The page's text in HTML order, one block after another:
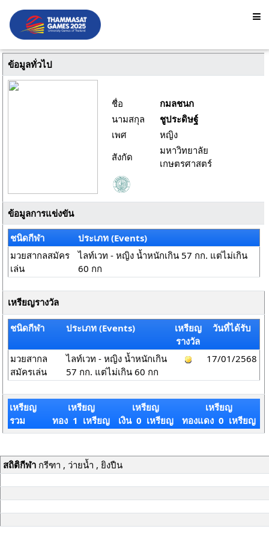
ข้อมูลทั่วไป
ชื่อ
กมลชนก
นามสกุล
ชูประดิษฐ์
เพศ
หญิง
สังกัด
มหาวิทยาลัย
เกษตรศาสตร์
ข้อมูลการแข่งขัน
ชนิดกีฬา
ประเภท (Events)
มวยสากลสมัคร
เล่น
ไลท์เวท - หญิง น้ำหนักเกิน 57 กก. แต่ไม่เกิน
60 กก
เหรียญรางวัล
ชนิดกีฬา ประเภท (Events)
เหรียญ
รางวัล
วันที่ได้รับ
มวยสากล
สมัครเล่น
ไลท์เวท - หญิง น้ำหนักเกิน
57 กก. แต่ไม่เกิน 60 กก
17/01/2568
เหรียญ
รวม
เหรียญ
ทอง 1 เหรียญ
เหรียญ
เงิน 0 เหรียญ
เหรียญ
ทองแดง 0 เหรียญ
สถิติกีฬากรีฑา , ว่ายน้ำ , ยิงปืน